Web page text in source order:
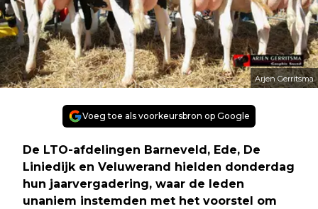
Arjen Gerritsma
Voeg toe als voorkeursbron op Google
De LTO-afdelingen Barneveld, Ede, De
Liniedijk en Veluwerand hielden donderdag
hun jaarvergadering, waar de leden
unaniem instemden met het voorstel om